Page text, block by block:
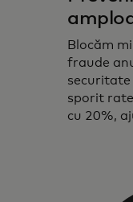
Blocăm
fraude
securitate
sporit
cu 20%,